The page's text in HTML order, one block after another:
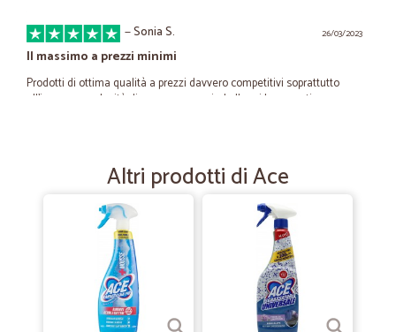
26/03/2023
—Sonia S.
Il massimo a prezzi minimi
Prodotti di ottima qualità a prezzi davvero competitivi soprattutto
all'ingrosso....velocità di consegna con imballaggi ben curati
Molto corretti nelle consegne, complimenti!
—Francesca G.
Sempre perfetti
Come sempre consegna puntalissima e ordini facili da eseguire
Altri prodotti di Ace